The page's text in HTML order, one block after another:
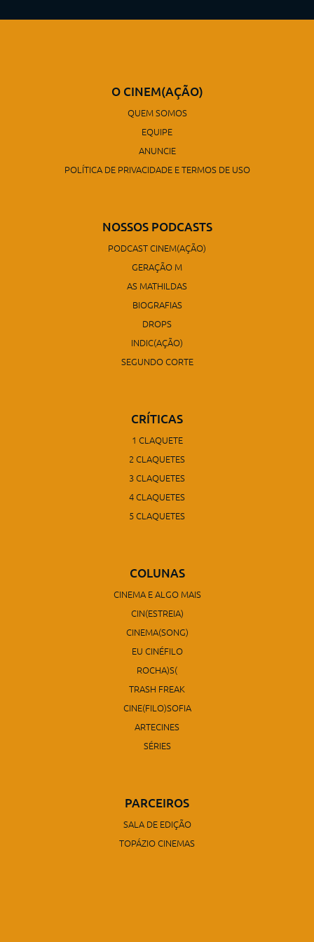
O CINEM(AÇÃO)
QUEM SOMOS
EQUIPE
ANUNCIE
POLÍTICA DE PRIVACIDADE E TERMOS DE USO
NOSSOS PODCASTS
PODCAST CINEM(AÇÃO)
GERAÇÃO M
AS MATHILDAS
BIOGRAFIAS
DROPS
INDIC(AÇÃO)
SEGUNDO CORTE
CRÍTICAS
1 CLAQUETE
2 CLAQUETES
3 CLAQUETES
4 CLAQUETES
5 CLAQUETES
COLUNAS
CINEMA E ALGO MAIS
CIN(ESTREIA)
CINEMA(SONG)
EU CINÉFILO
ROCHA)S(
TRASH FREAK
CINE(FILO)SOFIA
ARTECINES
SÉRIES
PARCEIROS
SALA DE EDIÇÃO
TOPÁZIO CINEMAS